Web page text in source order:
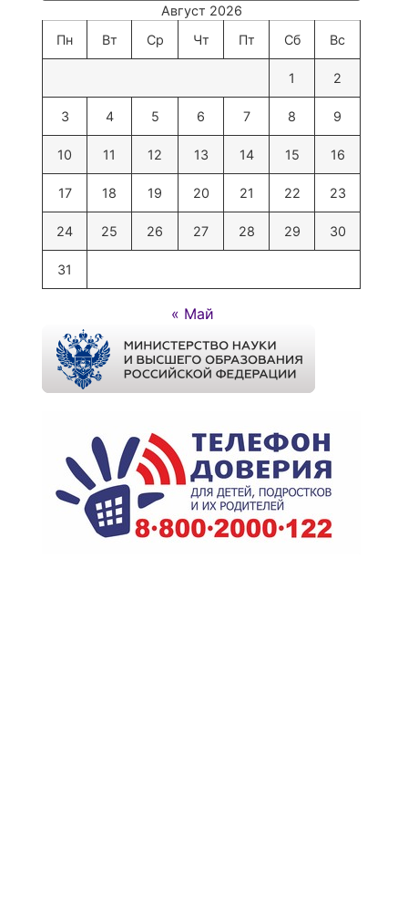
Август 2026
Пн
Вт Ср Чт Пт Сб Вс
1 2
3 4 5 6 7 8 9
10 11 12 13 14 15 16
17 18 19 20 21 22 23
24 25 26 27 28 29 30
31
« Май